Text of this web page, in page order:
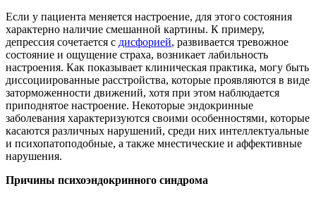
Если у пациента меняется настроение, для этого состояния
характерно наличие смешанной картины. К примеру,
депрессия сочетается с дисфорией, развивается тревожное
состояние и ощущение страха, возникает лабильность
настроения. Как показывает клиническая практика, могу быть
диссоциированные расстройства, которые проявляются в виде
заторможенности движений, хотя при этом наблюдается
приподнятое настроение. Некоторые эндокринные
заболевания характеризуются своими особенностями, которые
касаются различных нарушений, среди них интеллектуальные
и психопатоподобные, а также мнестические и аффективные
нарушения.
Причины психоэндокринного синдрома